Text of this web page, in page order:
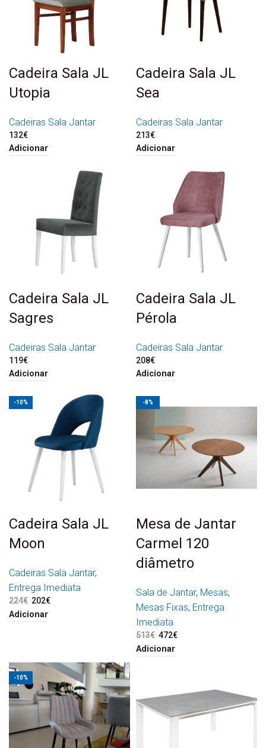
Cadeira Sala JL
Utopia
Cadeiras Sala Jantar
132€
Adicionar
Cadeira Sala JL
Sea
Cadeiras Sala Jantar
213€
Adicionar
Cadeira Sala JL
Sagres
Cadeiras Sala Jantar
119€
Adicionar
Cadeira Sala JL
Pérola
Cadeiras Sala Jantar
208€
Adicionar
-10%
Cadeira Sala JL
Moon
Cadeiras Sala Jantar,
Entrega Imediata
224€ O preço original era:
224€.
202€
Adicionar
-8%
Mesa de Jantar
Carmel 120
diâmetro
Sala de Jantar, Mesas,
Mesas Fixas, Entrega
Imediata
513€ O preço original era:
513€.
472€
Adicionar
-10%